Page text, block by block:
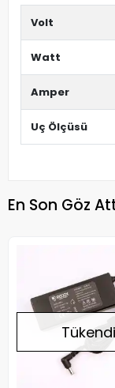
Volt
Watt
Amper
Uç Ölçüsü
En Son Göz
Tükendi